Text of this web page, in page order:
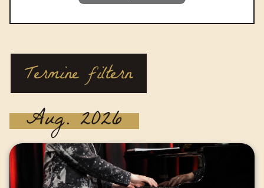
Termine filtern
Aug. 2026